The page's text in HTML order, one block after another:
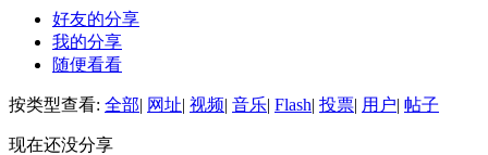
好友的分享
我的分享
随便看看
按类型查看: 全部| 网址| 视频| 音乐| Flash| 投票| 用户| 帖子
现在还没分享